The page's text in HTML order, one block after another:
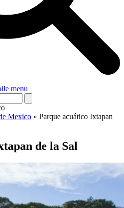
menu
Mexico » Parque acuático Ixtapan
de la Sal